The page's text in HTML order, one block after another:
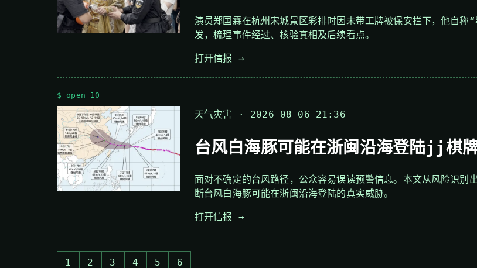
演员郑国霖在杭州宋城景区彩排时因未带工牌被保安拦下，他自
发，梳理事件经过、核验真相及后续看点。
打开信报 →
$ open 10
天气灾害 · 2026-08-06 21:36
台风白海豚可能在浙闽沿海登陆jj棋
面对不确定的台风路径，公众容易误读预警信息。本文从风险识别
断台风白海豚可能在浙闽沿海登陆的真实威胁。
打开信报 →
1 2 3 4 5 6